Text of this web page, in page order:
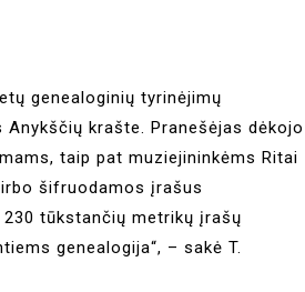
genealoginių tyrinėjimų
krašte. Pranešėjas dėkojo
taip pat muziejininkėms Ritai
šifruodamos įrašus
tūkstančių metrikų įrašų
genealogija“, – sakė T.